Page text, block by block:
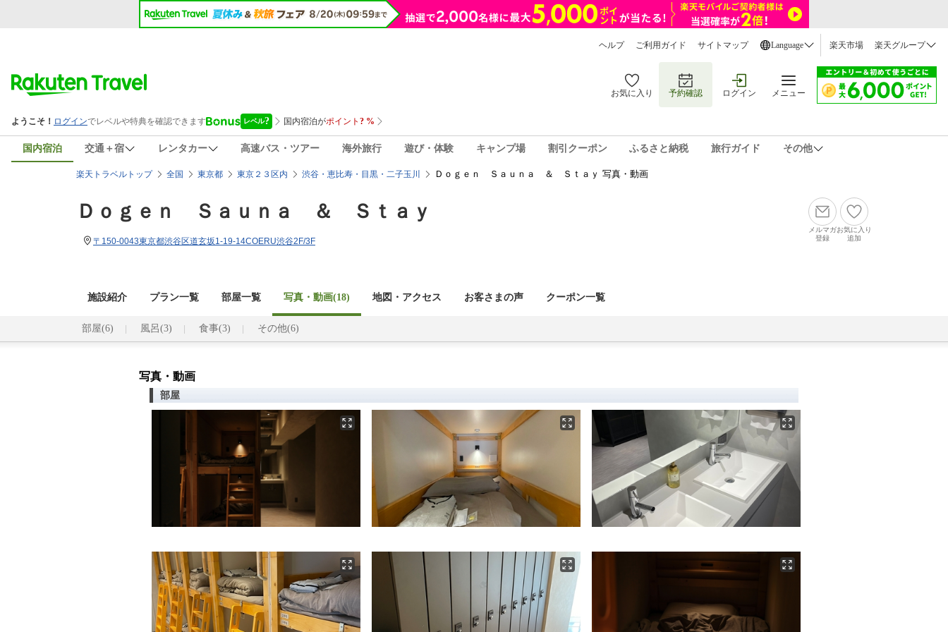
ヘルプ ご利用ガイド サイトマップ Language 楽天市場 楽天グループ
お気に入り 予約確認 ログイン メニュー
国内宿泊 交通＋宿 レンタカー 高速バス・ツアー 海外旅行 遊び・体験 キャンプ場 割引クーポン ふるさと納税 旅行ガイド その他
楽天トラベルトップ 全国 東京都 東京２３区内 渋谷・恵比寿・目黒・二子玉川 Ｄｏｇｅｎ Ｓａｕｎａ ＆ Ｓｔａｙ 写真・動画
Ｄｏｇｅｎ Ｓａｕｎａ ＆ Ｓｔａｙ
〒150-0043東京都渋谷区道玄坂1-19-14COERU渋谷2F/3F
メルマガ
登録
お気に入り
追加
施設紹介 プラン一覧 部屋一覧 写真・動画(18) 地図・アクセス お客さまの声 クーポン一覧
部屋(6) 風呂(3) 食事(3) その他(6)
写真・動画
部屋